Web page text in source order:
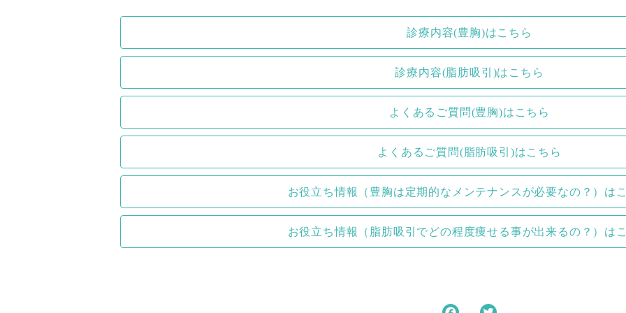
診療内容(豊胸)はこちら
診療内容(脂肪吸引)はこちら
よくあるご質問(豊胸)はこちら
よくあるご質問(脂肪吸引)はこちら
お役立ち情報（豊胸は定期的なメンテナンスが必要なの？）は
お役立ち情報（脂肪吸引でどの程度痩せる事が出来るの？）は